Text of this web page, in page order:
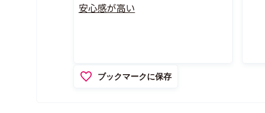
安心感が高い
ブックマークに保存